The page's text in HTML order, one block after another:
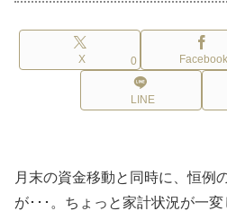
X 0 Facebook
LINE
月末の資金移動と同時に、恒例
が･･･。ちょっと家計状況が一